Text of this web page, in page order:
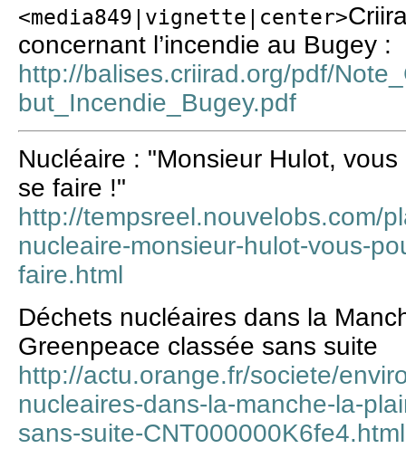
<media849|vignette|center>
concernant l’incendie au Bugey :
http://balises.criirad.org/pdf/
but_Incendie_Bugey.pdf
Nucléaire : "Monsieur Hulot,
se faire !"
http://tempsreel.nouvelobs.com/
nucleaire-monsieur-hulot-vous-
faire.html
Déchets nucléaires dans la
Greenpeace classée sans suite
http://actu.orange.fr/societe/
nucleaires-dans-la-manche-la-
sans-suite-CNT000000K6fe4.html